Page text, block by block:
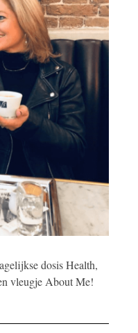
dosis Health,
vleugje About Me!